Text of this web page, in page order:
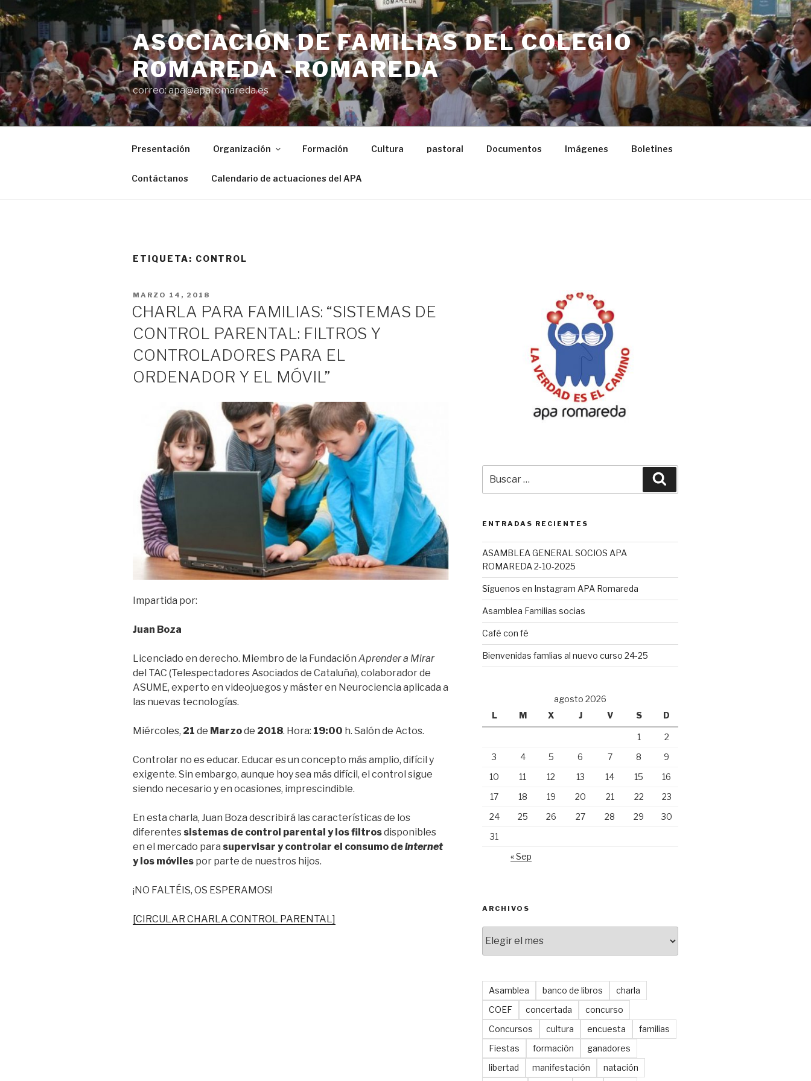
Saltar
al
contenido
ASOCIACIÓN DE FAMILIAS DEL COLEGIO
ROMAREDA -ROMAREDA
correo: apa@aparomareda.es
Presentación Organización Formación Cultura pastoral Documentos Imágenes Boletines
Contáctanos Calendario de actuaciones del APA
ETIQUETA: CONTROL
PUBLICADO
MARZO 14, 2018
CHARLA PARA FAMILIAS: “SISTEMAS DE
CONTROL PARENTAL: FILTROS Y
CONTROLADORES PARA EL
ORDENADOR Y EL MÓVIL”
Impartida por:
Juan Boza
Licenciado en derecho. Miembro de la Fundación Aprender a Mirar
del TAC (Telespectadores Asociados de Cataluña), colaborador de
ASUME, experto en videojuegos y máster en Neurociencia aplicada a
las nuevas tecnologías.
Miércoles, 21 de Marzode 2018. Hora: 19:00 h. Salón de Actos.
Controlar no es educar. Educar es un concepto más amplio, difícil y
exigente. Sin embargo, aunque hoy sea más difícil, el control sigue
siendo necesario y en ocasiones, imprescindible.
En esta charla, Juan Boza describirá las características de los
diferentessistemas de control parental y los filtrosdisponibles
en el mercado para supervisar y controlar el consumo deinternet
y los móviles por parte de nuestros hijos.
¡NO FALTÉIS, OS ESPERAMOS!
[CIRCULAR CHARLA CONTROL PARENTAL]
por:
ENTRADAS RECIENTES
ASAMBLEA GENERAL SOCIOS APA
ROMAREDA 2-10-2025
Síguenos en Instagram APA Romareda
Asamblea Familias socias
Café con fé
Bienvenidas famlias al nuevo curso 24-25
agosto 2026
L
M X J V S D
1
2
3
4 5 6 7 8
9
10
11 12 13 14 15
16
17
18 19 20 21 22
23
24
25 26 27 28 29
30
31
« Sep
ARCHIVOS
Asamblea banco de libros
charla
COEF
concertada
concurso
Concursos
cultura encuesta
familias
Fiestas
formación
ganadores
libertad
manifestación natación